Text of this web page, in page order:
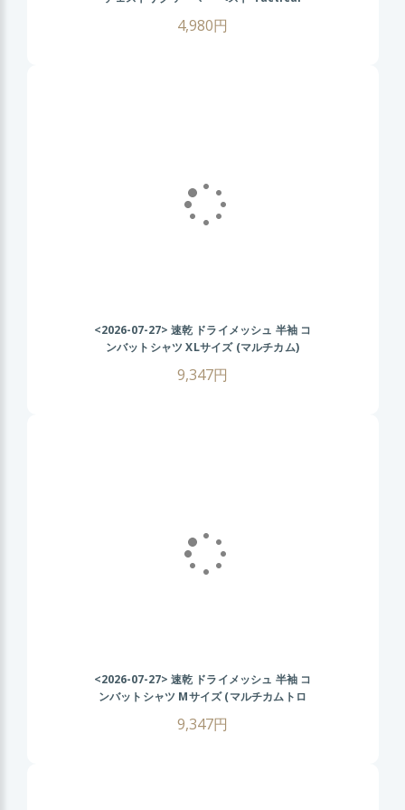
4,980円
<2026-07-27> 速乾 ドライメッシュ 半袖 コ
ンバットシャツ XLサイズ (マルチカム)
抜群 戦闘服 サバゲー装備 サバイバルゲーム
9,347円
<2026-07-27> 速乾 ドライメッシュ 半袖 コ
ンバットシャツ Mサイズ (マルチカムトロ
ゴルフ ウェア 戦闘服 サバゲー装備 サバイ
9,347円